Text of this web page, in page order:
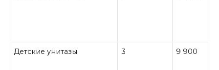
Детские унитазы 3 9 900